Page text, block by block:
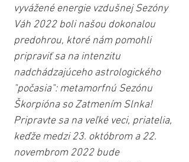
vyvážené energie vzdušnej Sezóny
Váh 2022 boli našou dokonalou
predohrou, ktoré nám pomohli
pripraviť sa na intenzitu
nadchádzajúceho astrologického
"počasia": metamorfnú Sezónu
Škorpióna so Zatmením Slnka!
Pripravte sa na veľké veci, priatelia,
keďže medzi 23. októbrom a 22.
novembrom 2022 bude